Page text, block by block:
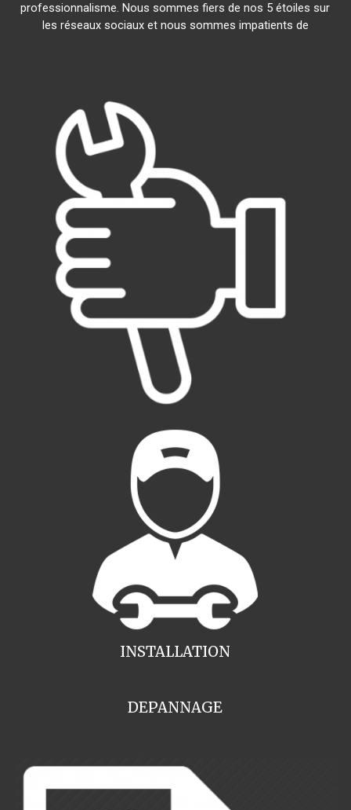
professionnalisme. Nous sommes fiers de nos 5 étoiles sur
les réseaux sociaux et nous sommes impatients de
INSTALLATION
DEPANNAGE